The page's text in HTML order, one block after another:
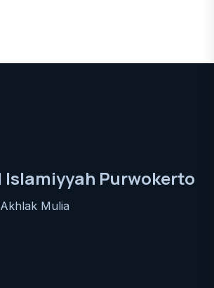
Islamiyyah Purwokerto
Mulia